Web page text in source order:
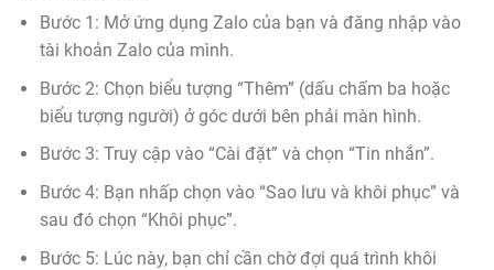
Bước 1: Mở ứng dụng Zalo của bạn và đăng nhập vào
tài khoản Zalo của mình.
Bước 2: Chọn biểu tượng “Thêm” (dấu chấm ba hoặc
biểu tượng người) ở góc dưới bên phải màn hình.
Bước 3: Truy cập vào “Cài đặt” và chọn “Tin nhắn”.
Bước 4: Bạn nhấp chọn vào “Sao lưu và khôi phục” và
sau đó chọn “Khôi phục”.
Bước 5: Lúc này, bạn chỉ cần chờ đợi quá trình khôi